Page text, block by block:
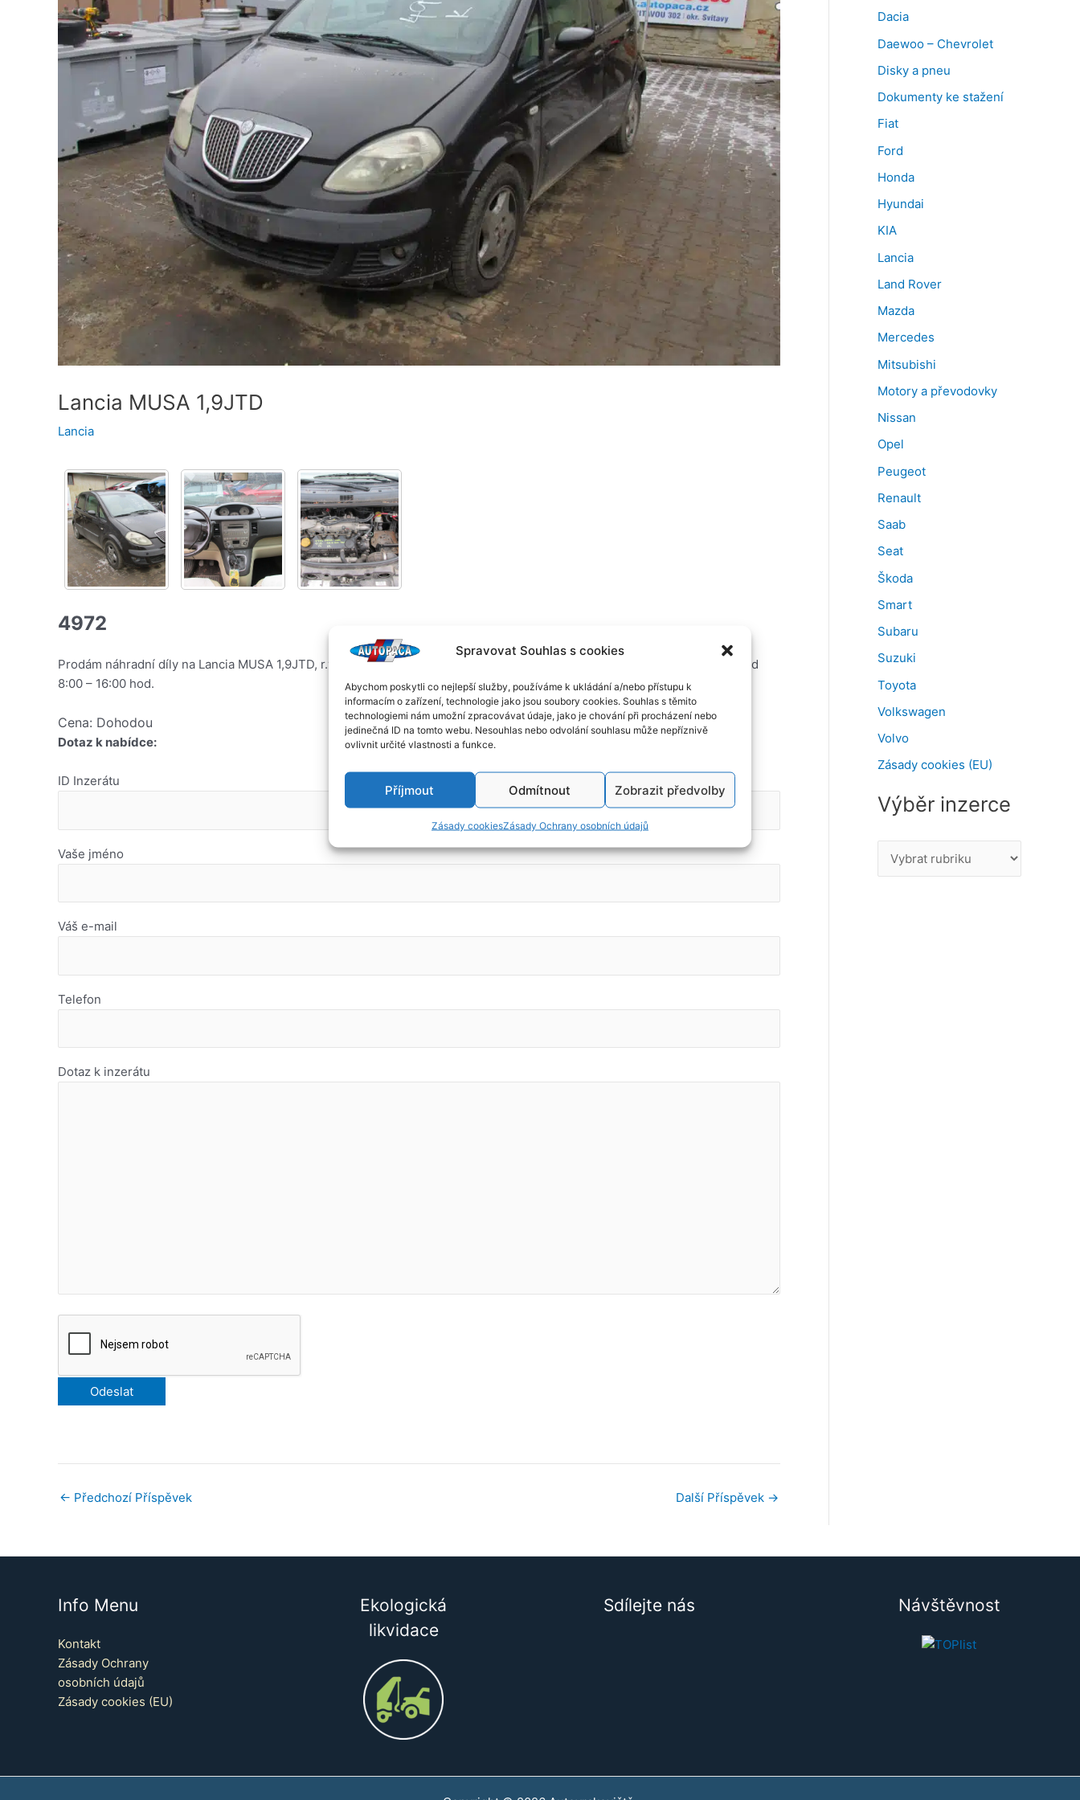
Spravovat Souhlas s cookies
Abychom poskytli co nejlepší služby, používáme k ukládání a/nebo přístupu k
informacím o zařízení, technologie jako jsou soubory cookies. Souhlas s těmito
technologiemi nám umožní zpracovávat údaje, jako je chování při procházení nebo
jedinečná ID na tomto webu. Nesouhlas nebo odvolání souhlasu může nepříznivě
ovlivnit určité vlastnosti a funkce.
Příjmout Odmítnout Zobrazit předvolby
Zásady cookiesZásady Ochrany osobních údajů
Lancia MUSA 1,9JTD
Lancia
4972
Prodám náhradní díly na Lancia MUSA 1,9JTD, r.v. 2004, kód motoru: 188.B.2000 (74kW). Volat pouze v pracovních dnech od
8:00 – 16:00 hod.
Cena: Dohodou
Dotaz k nabídce:
ID Inzerátu
Vaše jméno
Váš e-mail
Telefon
Dotaz k inzerátu
← Předchozí Příspěvek Další Příspěvek →
Dacia
Daewoo – Chevrolet
Disky a pneu
Dokumenty ke stažení
Fiat
Ford
Honda
Hyundai
KIA
Lancia
Land Rover
Mazda
Mercedes
Mitsubishi
Motory a převodovky
Nissan
Opel
Peugeot
Renault
Saab
Seat
Škoda
Smart
Subaru
Suzuki
Toyota
Volkswagen
Volvo
Zásady cookies (EU)
Výběr inzerce
Info Menu
Kontakt
Zásady Ochrany
osobních údajů
Zásady cookies (EU)
Ekologická
likvidace
Sdílejte nás Návštěvnost